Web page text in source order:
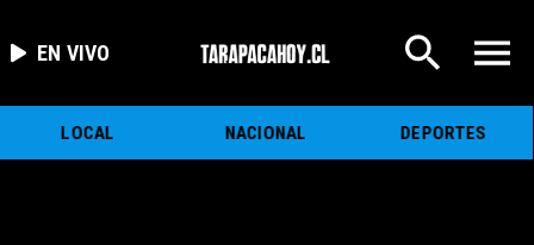
EN VIVO
LOCAL NACIONAL DEPORTES